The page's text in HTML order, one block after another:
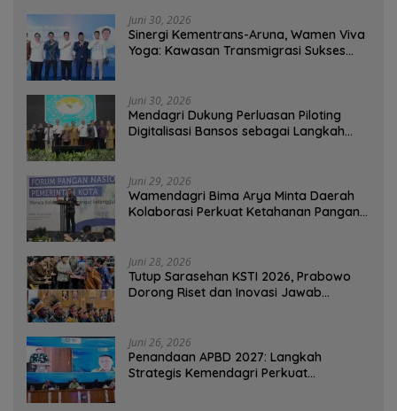
Juni 30, 2026
Sinergi Kementrans-Aruna, Wamen Viva
Yoga: Kawasan Transmigrasi Sukses
Juni 30, 2026
Mendagri Dukung Perluasan Piloting
Digitalisasi Bansos sebagai Langkah
Juni 29, 2026
Wamendagri Bima Arya Minta Daerah
Kolaborasi Perkuat Ketahanan Pangan
Juni 28, 2026
Tutup Sarasehan KSTI 2026, Prabowo
Dorong Riset dan Inovasi Jawab
Juni 26, 2026
Penandaan APBD 2027: Langkah
Strategis Kemendagri Perkuat